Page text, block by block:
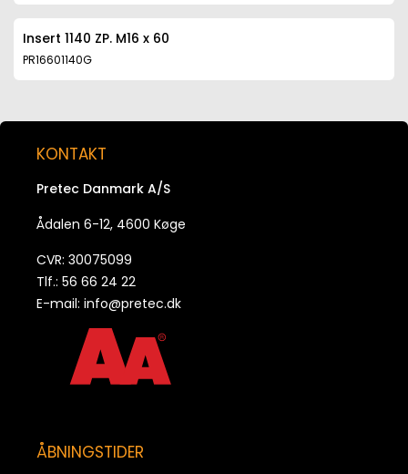
Insert 1140 ZP. M16 x 60
PR16601140G
Insert 1140 ZP. M20 x 70
Insert 1140 ZP. M20 x 100
PR201001140G
KONTAKT
Pretec Danmark A/S
Ådalen 6-12, 4600 Køge
CVR: 30075099
Tlf.: 56 66 24 22
E-mail: info@pretec.dk
ÅBNINGSTIDER